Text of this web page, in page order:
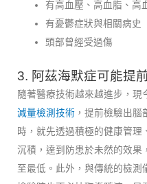
有高血壓、高血脂、高
有憂鬱症狀與相關病史
頭部曾經受過傷
3. 阿茲海默症可能提
隨著醫療技術越來越進步，現
減量檢測技術 ，提前檢驗出
時，就先透過積極的健康管
沉積，達到防患於未然的效果
至最低。此外，與傳統的檢測